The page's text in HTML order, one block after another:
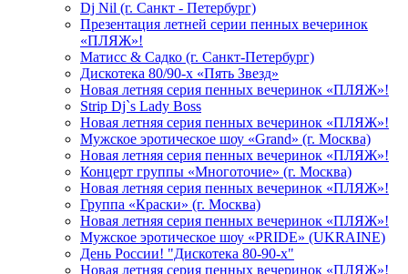
Dj Nil (г. Санкт - Петербург)
Презентация летней серии пенных вечеринок
«ПЛЯЖ»!
Матисс & Садко (г. Санкт-Петербург)
Дискотека 80/90-х «Пять Звезд»
Новая летняя серия пенных вечеринок «ПЛЯЖ»!
Strip Dj`s Lady Boss
Новая летняя серия пенных вечеринок «ПЛЯЖ»!
Мужское эротическое шоу «Grand» (г. Москва)
Новая летняя серия пенных вечеринок «ПЛЯЖ»!
Концерт группы «Многоточие» (г. Москва)
Новая летняя серия пенных вечеринок «ПЛЯЖ»!
Группа «Краски» (г. Москва)
Новая летняя серия пенных вечеринок «ПЛЯЖ»!
Мужское эротическое шоу «PRIDE» (UKRAINE)
День России! "Дискотека 80-90-х"
Новая летняя серия пенных вечеринок «ПЛЯЖ»!